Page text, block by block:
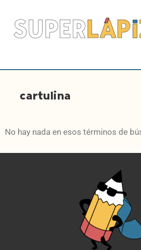
cartulina
No hay nada en esos términos de